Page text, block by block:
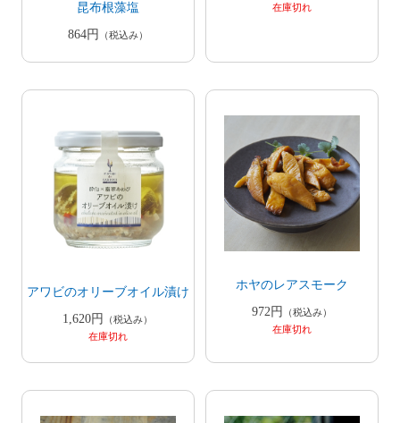
昆布根藻塩
864円
（税込み）
在庫切れ
アワビのオリーブオイル漬け
1,620円
（税込み）
在庫切れ
ホヤのレアスモーク
972円
（税込み）
在庫切れ